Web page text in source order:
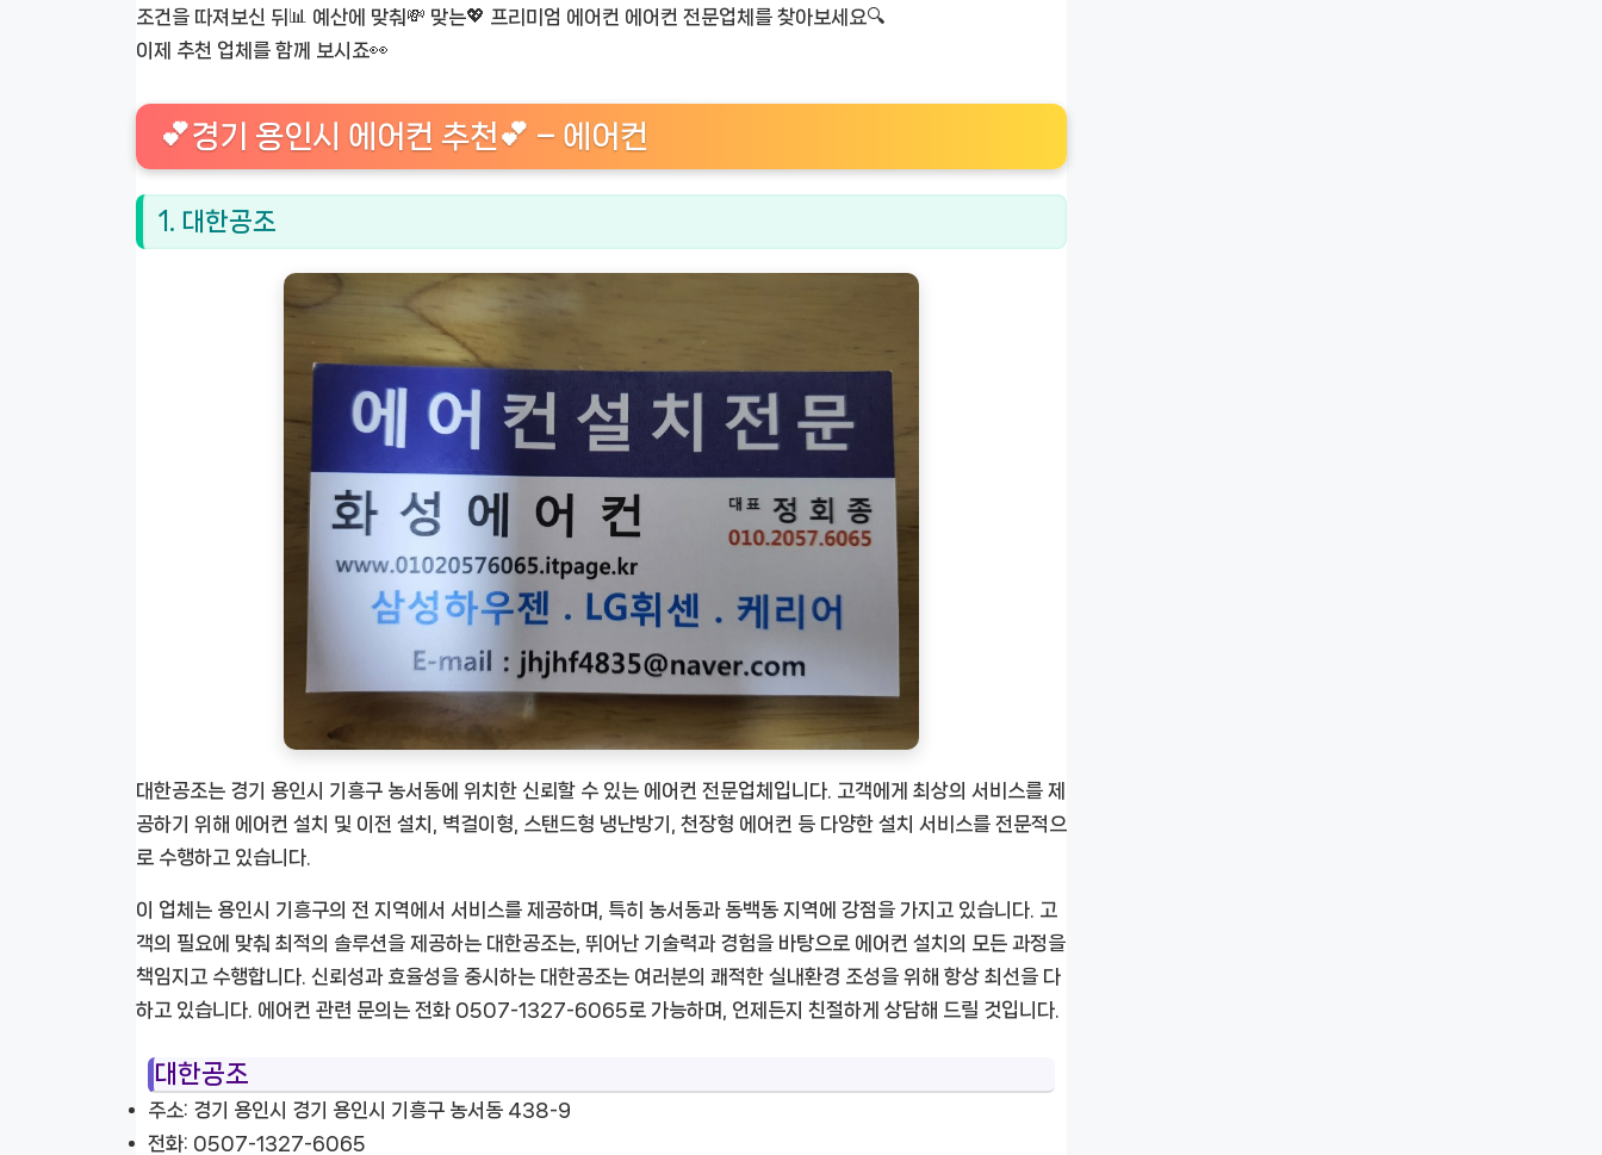
조건을 따져보신 뒤📊 예산에 맞춰💸 맞는💖 프리미엄 에어컨 에어컨 전문업체를 찾아보세요🔍
이제 추천 업체를 함께 보시죠👀
💕경기 용인시 에어컨 추천💕 – 에어컨
1. 대한공조
대한공조는 경기 용인시 기흥구 농서동에 위치한 신뢰할 수 있는 에어컨 전문업체입니다. 고객에게 최상의 서비스를 제
공하기 위해 에어컨 설치 및 이전 설치, 벽걸이형, 스탠드형 냉난방기, 천장형 에어컨 등 다양한 설치 서비스를 전문적으
로 수행하고 있습니다.
이 업체는 용인시 기흥구의 전 지역에서 서비스를 제공하며, 특히 농서동과 동백동 지역에 강점을 가지고 있습니다. 고
객의 필요에 맞춰 최적의 솔루션을 제공하는 대한공조는, 뛰어난 기술력과 경험을 바탕으로 에어컨 설치의 모든 과정을
책임지고 수행합니다. 신뢰성과 효율성을 중시하는 대한공조는 여러분의 쾌적한 실내환경 조성을 위해 항상 최선을 다
하고 있습니다. 에어컨 관련 문의는 전화 0507-1327-6065로 가능하며, 언제든지 친절하게 상담해 드릴 것입니다.
대한공조
주소: 경기 용인시 경기 용인시 기흥구 농서동 438-9
전화: 0507-1327-6065